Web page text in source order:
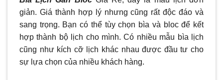
giản. Giá thành hợp lý nhưng cũng rất độc đáo và
sang trọng. Bạn có thể tùy chọn bìa và bloc để kết
hợp thành bộ lịch cho mình. Có nhiều mẫu bìa lịch
cũng như kích cỡ lịch khác nhau được đầu tư cho
sự lựa chọn của nhiều khách hàng.